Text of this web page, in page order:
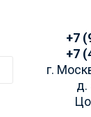
+7
+7
г.
д.